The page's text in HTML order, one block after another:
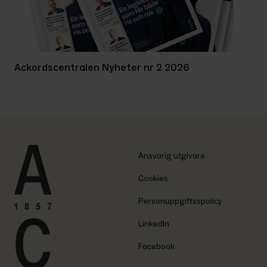
Ackordscentralen Nyheter nr 2 2026
Ansvarig utgivare
Cookies
Personuppgiftsspolicy
LinkedIn
Facebook